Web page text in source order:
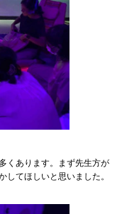
くあります。まず先生方が
してほしいと思いました。